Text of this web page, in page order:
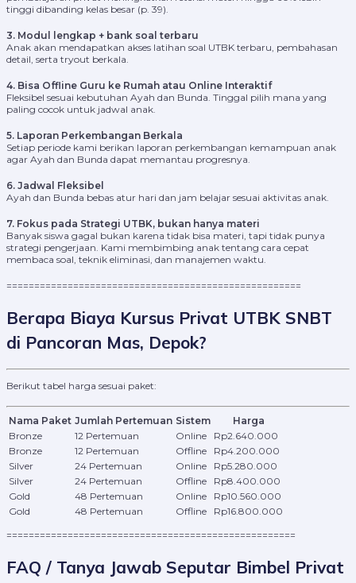
tinggi dibanding kelas besar (p. 39).
3. Modul lengkap + bank soal terbaru
Anak akan mendapatkan akses latihan soal UTBK terbaru, pembahasan
detail, serta tryout berkala.
4. Bisa Offline Guru ke Rumah atau Online Interaktif
Fleksibel sesuai kebutuhan Ayah dan Bunda. Tinggal pilih mana yang
paling cocok untuk jadwal anak.
5. Laporan Perkembangan Berkala
Setiap periode kami berikan laporan perkembangan kemampuan anak
agar Ayah dan Bunda dapat memantau progresnya.
6. Jadwal Fleksibel
Ayah dan Bunda bebas atur hari dan jam belajar sesuai aktivitas anak.
7. Fokus pada Strategi UTBK, bukan hanya materi
Banyak siswa gagal bukan karena tidak bisa materi, tapi tidak punya
strategi pengerjaan. Kami membimbing anak tentang cara cepat
membaca soal, teknik eliminasi, dan manajemen waktu.
=====================================================
Berapa Biaya Kursus Privat UTBK SNBT
di Pancoran Mas, Depok?
Berikut tabel harga sesuai paket:
Nama Paket Jumlah Pertemuan Sistem
Harga
Bronze
12 Pertemuan Online
Rp2.640.000
Bronze
12 Pertemuan Offline
Rp4.200.000
Silver
24 Pertemuan Online
Rp5.280.000
Silver
24 Pertemuan Offline
Rp8.400.000
Gold
48 Pertemuan Online
Rp10.560.000
Gold
48 Pertemuan Offline
Rp16.800.000
====================================================
FAQ / Tanya Jawab Seputar Bimbel Privat